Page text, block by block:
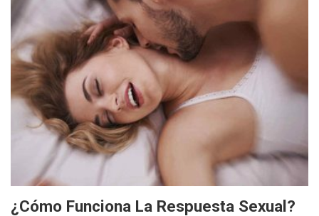
¿Cómo Funciona La Respuesta Sexual?